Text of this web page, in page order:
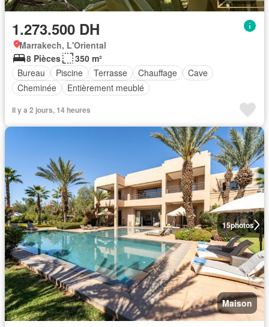
1.273.500 DH
Marrakech, L'Oriental
8 Pièces
350 m²
Bureau
Piscine Terrasse Chauffage
Cave
Cheminée
Entièrement meublé
Il y a 2 jours, 14 heures
15photos
Maison